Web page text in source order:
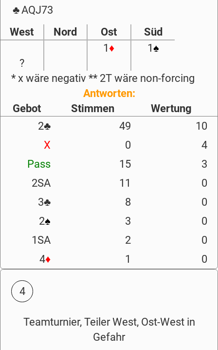
♣AQJ73
West
Nord Ost
Süd
1♦ 1♠
?
* x wäre negativ ** 2T wäre non-forcing
Antworten:
Gebot
Stimmen
Wertung
2♣ 49
10
X
0
4
Pass
15
3
2SA
11
0
3♣ 8
0
2♠ 3
0
1SA
2
0
4♦ 1 0
4
Teamturnier, Teiler West, Ost-West in
Gefahr